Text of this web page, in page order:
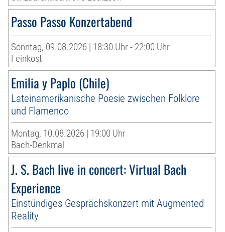
Passo Passo Konzertabend
Sonntag, 09.08.2026 | 18:30 Uhr - 22:00 Uhr
Feinkost
Emilia y Paplo (Chile)
Lateinamerikanische Poesie zwischen Folklore
und Flamenco
Montag, 10.08.2026 | 19:00 Uhr
Bach-Denkmal
J. S. Bach live in concert: Virtual Bach
Experience
Einstündiges Gesprächskonzert mit Augmented
Reality